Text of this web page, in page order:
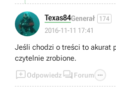
Texas84Generał 174
2016-11-11 17:41
Jeśli chodzi o treści to akurat
czytelnie zrobione.
Odpowiedz  Forum 